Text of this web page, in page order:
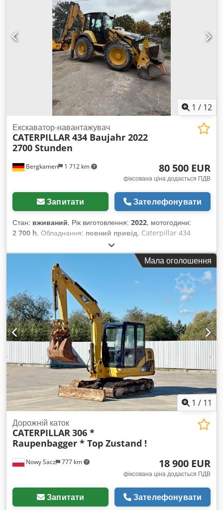
найкращу ціну :)
1 / 12
Bergkamen 1 712 km
Екскаватор-навантажувач
CATERPILLAR434 Baujahr 2022
2700 Stunden
80 500 EUR
фіксована ціна додається ПДВ
Запитати Зателефонувати
Стан: вживаний, Рік виготовлення: 2022, мотогодини:
2 700 h, Обладнання: повний привід, Caterpillar 434
Екскаватор-навантажувач Dwodpfx Aszr Tqwec Uja 2700
мотогодин * Модель: 434 * Рік випуску: 2022 *
Експлуатаційна вага: 9.520 кг * Відмінний станМала оголошення
1 / 11
Nowy Sacz 777 km
Дорожній каток
CATERPILLAR306 *
Raupenbagger * Top Zustand !
18 900 EUR
фіксована ціна додається ПДВ
Запитати Зателефонувати